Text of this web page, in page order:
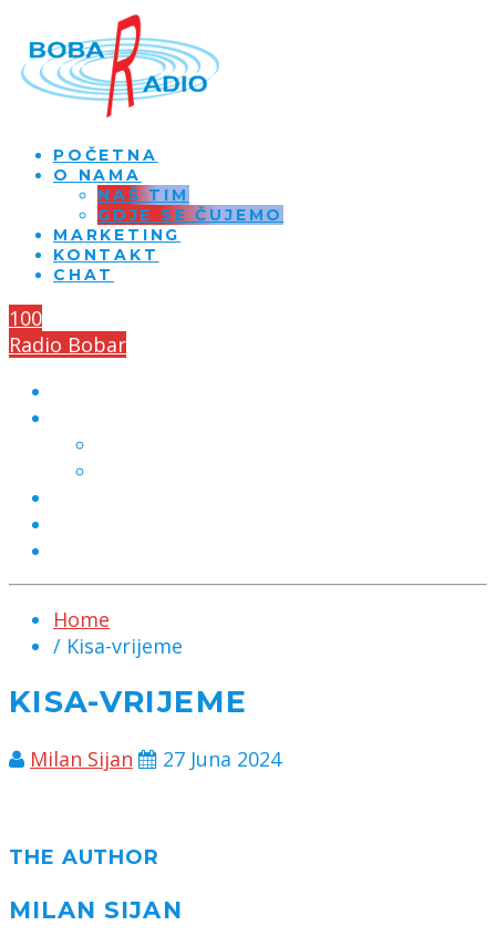
POČETNA
O NAMA
NAŠ TIM
GDJE SE ČUJEMO
MARKETING
KONTAKT
CHAT
100
Radio Bobar
Home
/ Kisa-vrijeme
KISA-VRIJEME
Milan Sijan 27 Juna 2024
THE AUTHOR
MILAN SIJAN